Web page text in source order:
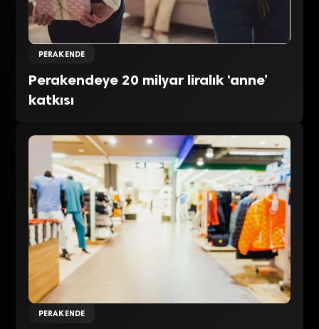
PERAKENDE
Perakendeye 20 milyar liralık ‘anne’
katkısı
PERAKENDE